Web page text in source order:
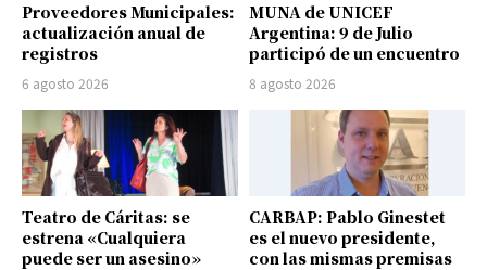
Proveedores Municipales:
actualización anual de
registros
6 agosto 2026
MUNA de UNICEF
Argentina: 9 de Julio
participó de un encuentro
8 agosto 2026
Teatro de Cáritas: se
estrena «Cualquiera
puede ser un asesino»
CARBAP: Pablo Ginestet
es el nuevo presidente,
con las mismas premisas